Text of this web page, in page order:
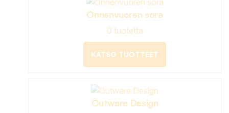
Onnenvuoren sora
0 tuotetta
KATSO TUOTTEET
Outware Design